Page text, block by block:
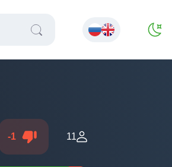
-1 11